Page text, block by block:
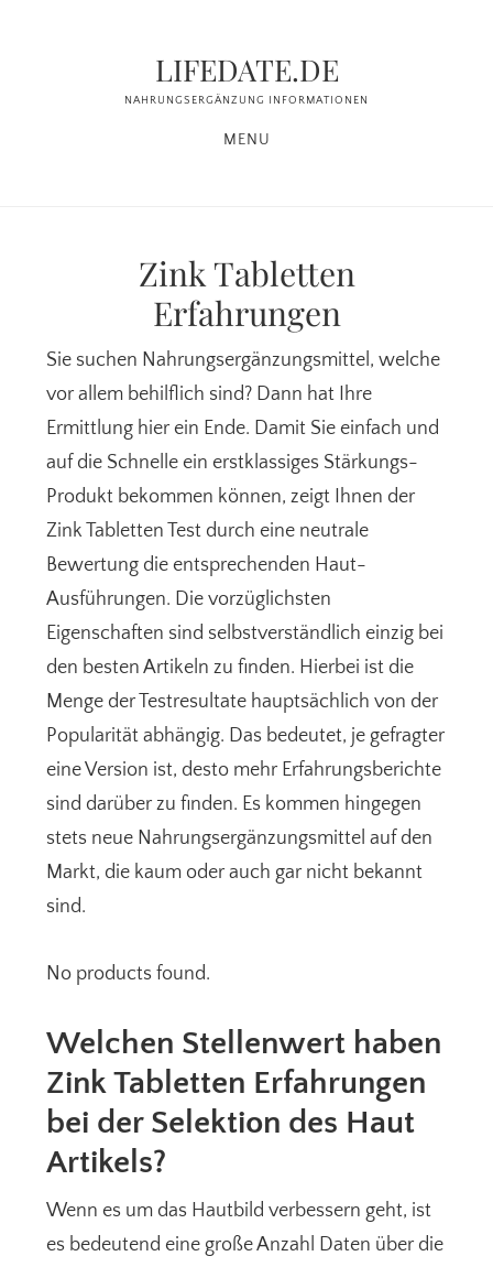
LIFEDATE.DE
NAHRUNGSERGÄNZUNG INFORMATIONEN
MENU
Zink Tabletten
Erfahrungen
Sie suchen Nahrungsergänzungsmittel, welche
vor allem behilflich sind? Dann hat Ihre
Ermittlung hier ein Ende. Damit Sie einfach und
auf die Schnelle ein erstklassiges Stärkungs-
Produkt bekommen können, zeigt Ihnen der
Zink Tabletten Test durch eine neutrale
Bewertung die entsprechenden Haut-
Ausführungen. Die vorzüglichsten
Eigenschaften sind selbstverständlich einzig bei
den besten Artikeln zu finden. Hierbei ist die
Menge der Testresultate hauptsächlich von der
Popularität abhängig. Das bedeutet, je gefragter
eine Version ist, desto mehr Erfahrungsberichte
sind darüber zu finden. Es kommen hingegen
stets neue Nahrungsergänzungsmittel auf den
Markt, die kaum oder auch gar nicht bekannt
sind.
No products found.
Welchen Stellenwert haben
Zink Tabletten Erfahrungen
bei der Selektion des Haut
Artikels?
Wenn es um das Hautbild verbessern geht, ist
es bedeutend eine große Anzahl Daten über die